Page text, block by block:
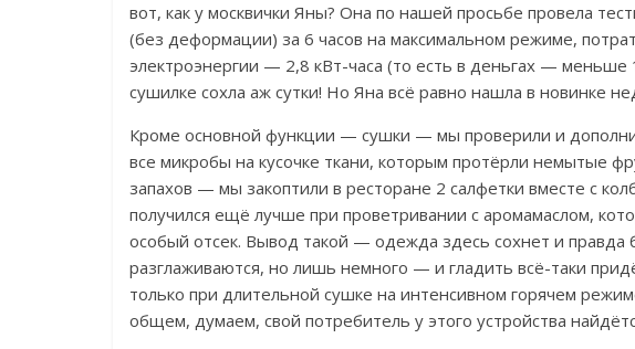
вот, как у москвички Яны? Она по нашей просьбе провела
(без деформации) за 6 часов на максимальном режиме,
электроэнергии — 2,8 кВт-часа (то есть в деньгах — меньше
сушилке сохла аж сутки! Но Яна всё равно нашла в новинке
Кроме основной функции — сушки — мы проверили и
все микробы на кусочке ткани, которым протёрли немытые
запахов — мы закоптили в ресторане 2 салфетки вместе с
получился ещё лучше при проветривании с аромамаслом,
особый отсек. Вывод такой — одежда здесь сохнет и правда
разглаживаются, но лишь немного — и гладить всё-таки
только при длительной сушке на интенсивном горячем
общем, думаем, свой потребитель у этого устройства